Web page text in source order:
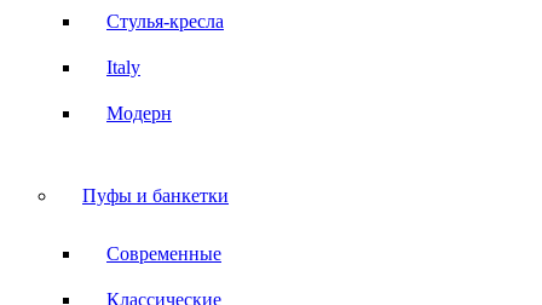
Стулья-кресла
Italy
Модерн
Пуфы и банкетки
Современные
Классические